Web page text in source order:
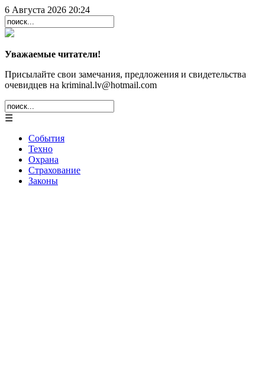
6 Августа 2026 20:24
Уважаемые читатели!
Присылайте свои замечания, предложения и свидетельства
очевидцев на kriminal.lv@hotmail.com
☰
События
Техно
Охрана
Страхование
Законы